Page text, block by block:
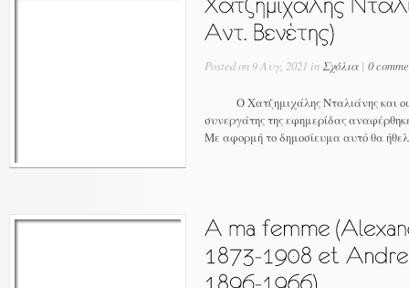
Posted on 9 Αυγ, 2021 in Σχόλια | 0
Ο Χατζημιχάλης Νταλιάνης και οι
συνεργάτης της εφημερίδας
Με αφορμή το δημοσίευμα αυτό θα